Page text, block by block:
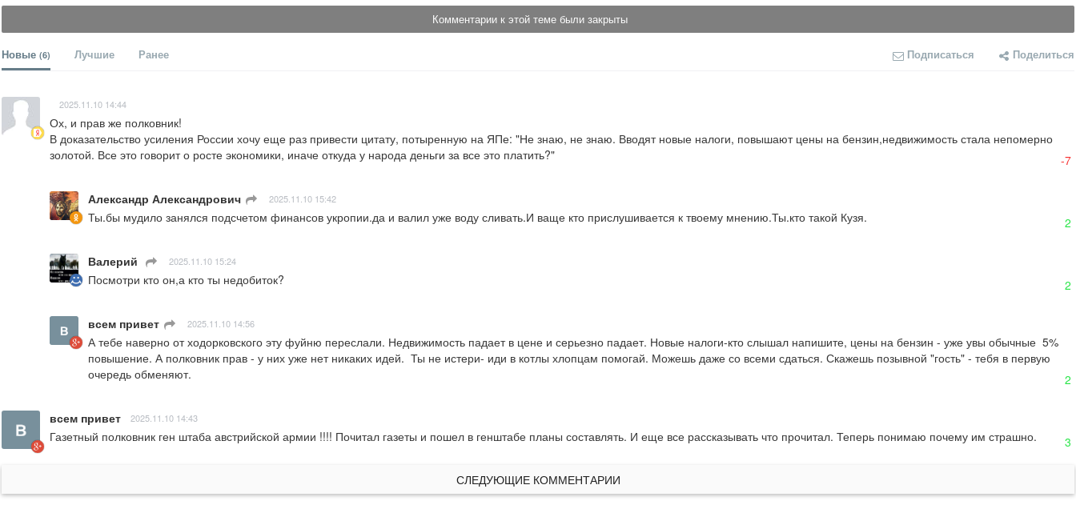
Комментарии к этой теме были закрыты
Новые (6) Лучшие Ранее Подписаться Поделиться
2025.11.10 14:44
Ох, и прав же полковник!
В доказательство усиления России хочу еще раз привести цитату, потыренную на ЯПе: "Не знаю, не знаю. Вводят новые налоги, повышают цены на бензин,недвижимость стала непомерно
золотой. Все это говорит о росте экономики, иначе откуда у народа деньги за все это платить?"
-7
Александр Александрович 2025.11.10 15:42
Ты.бы мудило занялся подсчетом финансов укропии.да и валил уже воду сливать.И ваще кто прислушивается к твоему мнению.Ты.кто такой Кузя. 2
Валерий 2025.11.10 15:24
Посмотри кто он,а кто ты недобиток? 2
всем привет 2025.11.10 14:56
А тебе наверно от ходорковского эту фуйню переслали. Недвижимость падает в цене и серьезно падает. Новые налоги-кто слышал напишите, цены на бензин - уже увы обычные  5%
повышение. А полковник прав - у них уже нет никаких идей.  Ты не истери- иди в котлы хлопцам помогай. Можешь даже со всеми сдаться. Скажешь позывной "гость" - тебя в первую
очередь обменяют.
2
всем привет 2025.11.10 14:43
Газетный полковник ген штаба австрийской армии !!!! Почитал газеты и пошел в генштабе планы составлять. И еще все рассказывать что прочитал. Теперь понимаю почему им страшно. 3
СЛЕДУЮЩИЕ КОММЕНТАРИИ